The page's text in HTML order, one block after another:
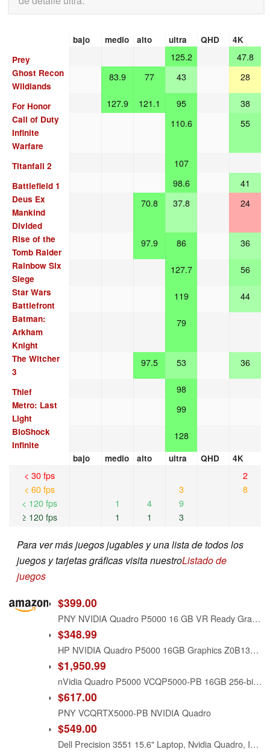
bajo medio alto ultra QHD
4K
Prey
125.2 47.8
Ghost Recon
Wildlands
83.9 77 43 28
For Honor 127.9 121.1 95 38
Call of Duty
Infinite
Warfare
110.6 55
Titanfall 2 107
Battlefield 1 98.6 41
Deus Ex
Mankind
Divided
70.8 37.8 24
Rise of the
Tomb Raider
97.9 86 36
Rainbow Six
Siege
127.7 56
Star Wars
Battlefront
119 44
Batman:
Arkham
Knight
79
The Witcher
3
97.5 53 36
Thief 98
Metro: Last
Light
99
BioShock
Infinite
128
bajo medio alto ultra QHD 4K
< 30 fps
< 60 fps
< 120 fps
≥ 120 fps
1
1
4
1
3
9
3
2
8
Para ver más juegos jugables y una lista de todos los
juegos y tarjetas gráficas visita nuestroListado de
juegos
$399.00
PNY NVIDIA Quadro P5000 16 GB VR Ready Graphics Card - Black
$348.99
HP NVIDIA Quadro P5000 16GB Graphics Z0B13AA
$1,950.99
nVidia Quadro P5000 VCQP5000-PB 16GB 256-bit GDDR5x PCI Express 3.0 X16 Retail Box
$617.00
PNY VCQRTX5000-PB NVIDIA Quadro
$549.00
Dell Precision 3551 15.6" Laptop, Nvidia Quadro, Intel Core i7, 32GB RAM, 512GB SSD, Win11 Pro. (Renewed)